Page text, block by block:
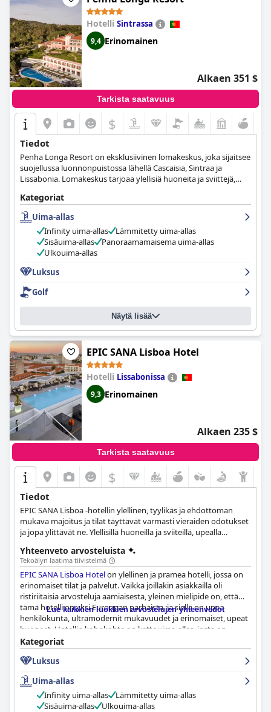
Hotelli Sintrassa
9,4 Erinomainen
Alkaen 351 $
Tarkista saatavuus
$
Tiedot
Penha Longa Resort on eksklusiivinen lomakeskus, joka sijaitsee
suojellussa luonnonpuistossa lähellä Cascaisia, Sintraa ja
Lissabonia. Lomakeskus tarjoaa ylellisiä huoneita ja sviittejä,
Longa Spa & Wellness -hotellin, joka tarjoaa yksilöllisiä hoitoja ja
eksklusiivisia tiloja rentoutumiseen ja hyvinvointiin.
Lomakeskus on myös suosittu kohde häille ainutlaatuisen
sijaintinsa, yksityisen kirkkonsa ja kauniiden puutarhojensa
ansiosta. Lopuksi Penha Longa Resort on sitoutunut kestävään
kehitykseen ja Sintra-Cascaisin luonnonpuiston suojeluun ja
säilyttämiseen.
Kategoriat
Uima-allas
Infinity uima-allas
Lämmitetty uima-allas
Sisäuima-allas
Panoraamamaisema uima-allas
Ulkouima-allas
Luksus
Golf
Näytä lisää
EPIC SANA Lisboa Hotel
Hotelli Lissabonissa
9,3 Erinomainen
Alkaen 235 $
Tarkista saatavuus
$
Tiedot
EPIC SANA Lisboa -hotellin ylellinen, tyylikäs ja ehdottoman
mukava majoitus ja tilat täyttävät varmasti vieraiden odotukset
ja jopa ylittävät ne. Ylellisillä huoneilla ja sviiteillä, upealla
Lissabonin kaupunkiin, erinomaisilla ravintoloilla ja baareilla
sekä mukavuuksilla niin lapsiperheille kuin romanttisille
pariskunnillekin, tämä hotelli on ihanteellinen kaikenlaisille
vieraille ja lupaa unohtumattoman oleskelun.
Yhteenveto arvosteluista
Tekoälyn laatima tiivistelmä
EPIC SANA Lisboa Hotelon ylellinen ja pramea hotelli, jossa on
erinomaiset tilat ja palvelut. Vaikka joillakin asiakkailla oli
ristiriitaisia arvosteluja aamiaisesta, yleinen mielipide on, että
tämä hotelli on yksi Euroopan parhaista, ja siellä on upea
henkilökunta, ultramodernit mukavuudet ja erinomaiset, upeat
huoneet. Hotellin kohokohta on kattouima-allas, josta on
lyömättömät näkymät Lissaboniin, sekä kylpylä, kuntosali ja
aurinkoterassi. Vierailijat voivat olla varmoja lämpimästä
vastaanotosta ja todella unohtumattomasta oleskelusta, jossa
ystävällinen henkilökunta tarjoaa poikkeuksellista puhtautta ja
palvelua, huolimatta muutamista vähemmän loistavista
asiakasarvioista. Kaiken kaikkiaanEPIC SANA Lisboa Hotel
upea ja erinomainen hotelli, joka on viiden tähden statuksensa
Lue kaikkien luokkien arvostelujen yhteenvedot
Kategoriat
Luksus
Uima-allas
Infinity uima-allas
Lämmitetty uima-allas
Sisäuima-allas
Ulkouima-allas